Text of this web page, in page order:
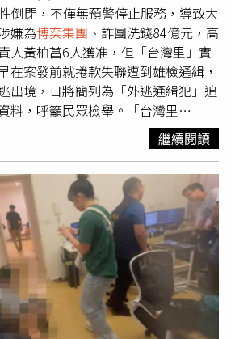
，以全面斬斷國際洗錢鏈條。
倒閉，不僅無預警停止服務，導致大
嫌為博奕集團 、詐團洗錢84億元，高
人黃柏菖6人獲准，但「台灣里」實
在案發前就捲款失聯遭到雄檢通緝，
出境，日將簡列為「外逃通緝犯」追
料，呼籲民眾檢舉。「台灣里
立於1999年，資本額8000萬元，在地
開啟代收代付業務，以信用卡、
代收服務為主，吸引不少中小企業與
費、設定費，僅需繳交保證金，使用
月接連有商家反映付款介面無法使
客服電話無人接聽，有人親赴公司發
外界質疑惡性倒閉。調查局獲報，
松、黃柏菖等人自2023年起，成立
司特約店家，經由介接第三方以該公
名義，收受非法博弈業者入金及其他
人頭公司帳戶後，再領出現金交付詐
繼續閱讀